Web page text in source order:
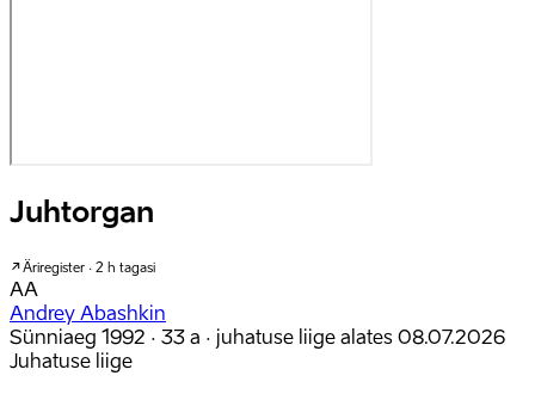
Juhtorgan
Äriregister · 2 h tagasi
AA
Andrey Abashkin
Sünniaeg 1992 · 33 a · juhatuse liige alates 08.07.2026
Juhatuse liige